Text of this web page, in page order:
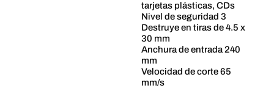
tarjetas plásticas, CDs
Nivel de seguridad 3
Destruye en tiras de 4.5 x
30 mm
Anchura de entrada 240
mm
Velocidad de corte 65
mm/s